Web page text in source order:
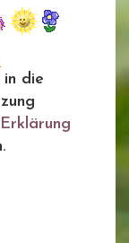
in die
Erklärung